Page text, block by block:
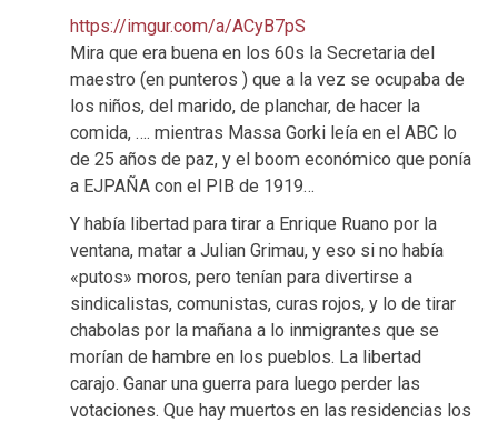
https://imgur.com/a/ACyB7pS
Mira que era buena en los 60s la Secretaria del
maestro (en punteros ) que a la vez se ocupaba de
los niños, del marido, de planchar, de hacer la
comida, …. mientras Massa Gorki leía en el ABC lo
de 25 años de paz, y el boom económico que ponía
a EJPAÑA con el PIB de 1919…
Y había libertad para tirar a Enrique Ruano por la
ventana, matar a Julian Grimau, y eso si no había
«putos» moros, pero tenían para divertirse a
sindicalistas, comunistas, curas rojos, y lo de tirar
chabolas por la mañana a lo inmigrantes que se
morían de hambre en los pueblos. La libertad
carajo. Ganar una guerra para luego perder las
votaciones. Que hay muertos en las residencias los